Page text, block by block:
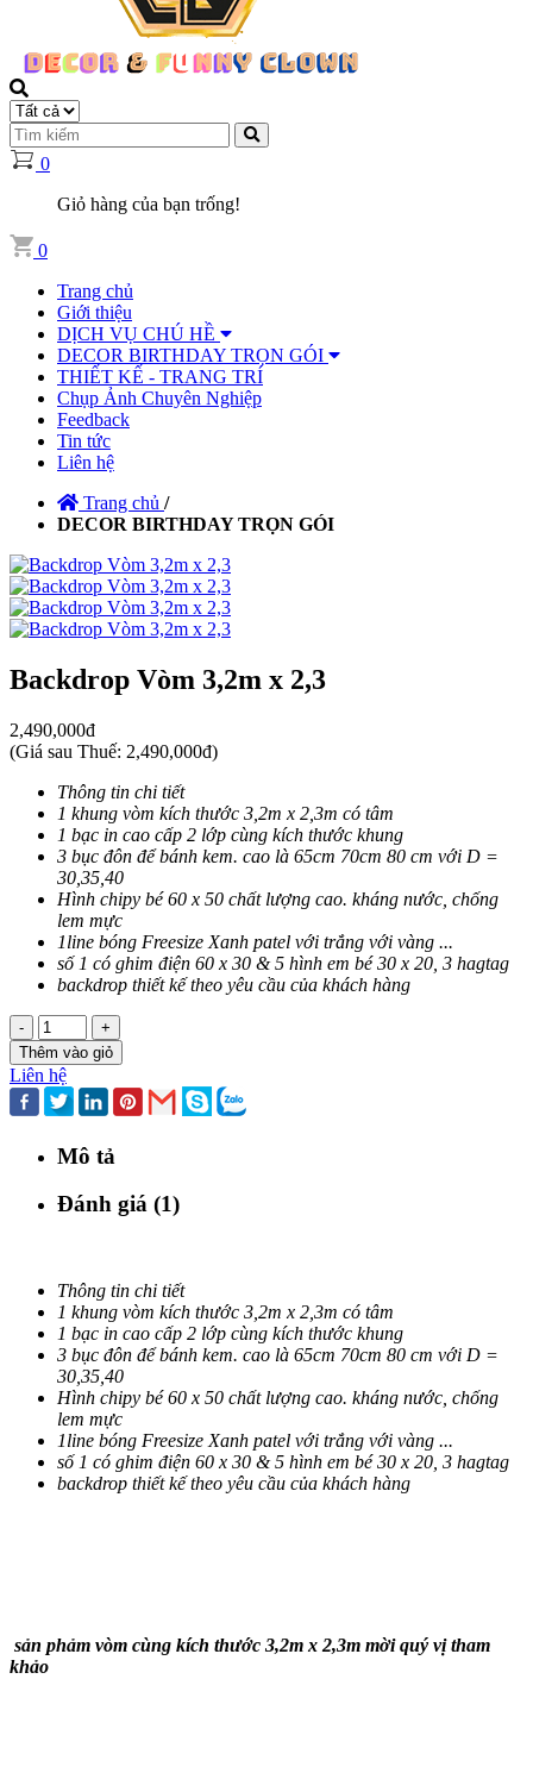
0
Giỏ hàng của bạn trống!
0
Trang chủ
Giới thiệu
DỊCH VỤ CHÚ HỀ
DECOR BIRTHDAY TRỌN GÓI
THIẾT KẾ - TRANG TRÍ
Chụp Ảnh Chuyên Nghiệp
Feedback
Tin tức
Liên hệ
Trang chủ /
DECOR BIRTHDAY TRỌN GÓI
Backdrop Vòm 3,2m x 2,3
2,490,000đ
(Giá sau Thuế: 2,490,000đ)
Thông tin chi tiết
1 khung vòm kích thước 3,2m x 2,3m có tâm
1 bạc in cao cấp 2 lớp cùng kích thước khung
3 bục đôn để bánh kem. cao là 65cm 70cm 80 cm với D =
30,35,40
Hình chipy bé 60 x 50 chất lượng cao. kháng nước, chống
lem mực
1line bóng Freesize Xanh patel với trắng với vàng ...
số 1 có ghim điện 60 x 30 & 5 hình em bé 30 x 20, 3 hagtag
backdrop thiết kế theo yêu cầu của khách hàng
-
+
Thêm vào giỏ
Liên hệ
Mô tả
Đánh giá (1)
Thông tin chi tiết
1 khung vòm kích thước 3,2m x 2,3m có tâm
1 bạc in cao cấp 2 lớp cùng kích thước khung
3 bục đôn để bánh kem. cao là 65cm 70cm 80 cm với D =
30,35,40
Hình chipy bé 60 x 50 chất lượng cao. kháng nước, chống
lem mực
1line bóng Freesize Xanh patel với trắng với vàng ...
số 1 có ghim điện 60 x 30 & 5 hình em bé 30 x 20, 3 hagtag
backdrop thiết kế theo yêu cầu của khách hàng
sản phảm vòm cùng kích thước 3,2m x 2,3m mời quý vị tham
khảo